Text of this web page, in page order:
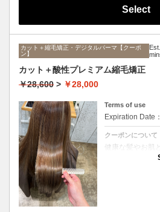
Select
カット＋縮毛矯正・デジタルパーマ【クーポ
ン】
カット＋酸性プレミアム縮毛矯正
￥28,600 > ￥28,000
Terms of use
Expiration Date：
クーポンについて
健康な髪やお肌
毛矯正☆髪を瘦